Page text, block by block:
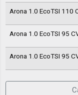
Arona 1.0 EcoTSI 110
Arona 1.0 EcoTSI 95
Arona 1.0 EcoTSI 95